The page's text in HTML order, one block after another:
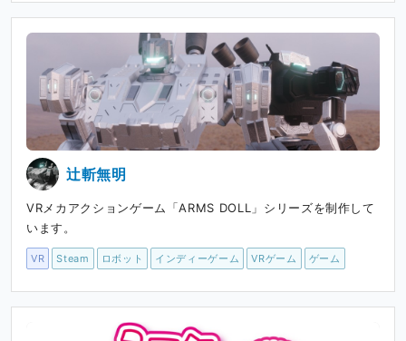
辻斬無明
VRメカアクションゲーム「ARMS DOLL」シリーズを制作して
います。
VR Steam ロボット インディーゲーム VRゲーム ゲーム